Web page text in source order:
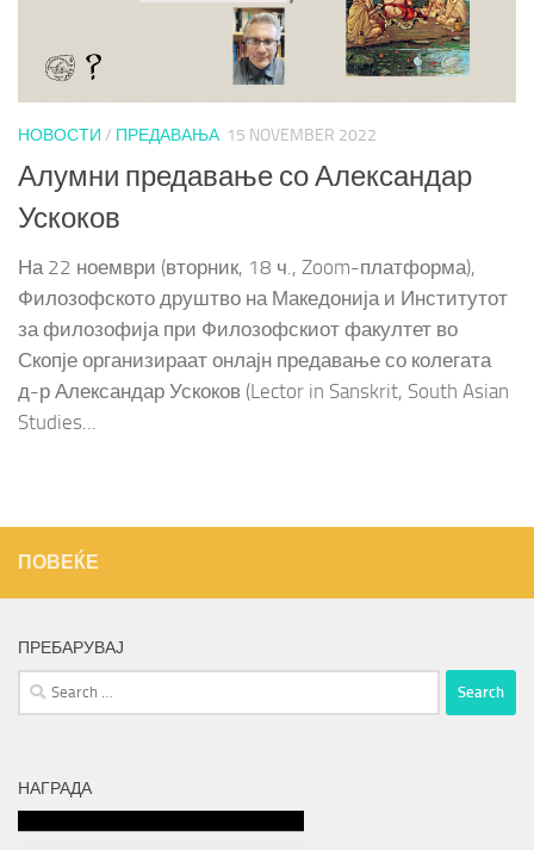
НОВОСТИ / ПРЕДАВАЊА 15 NOVEMBER 2022
Алумни предавање со Александар
Ускоков
На 22 ноември (вторник, 18 ч., Zoom-платформа),
Филозофското друштво на Македонија и Институтот
за филозофија при Филозофскиот факултет во
Скопје организираат онлајн предавање со колегата
д-р Александар Ускоков (Lector in Sanskrit, South Asian
Studies...
ПОВЕЌЕ
ПРЕБАРУВАЈ
Search
for:
НАГРАДА